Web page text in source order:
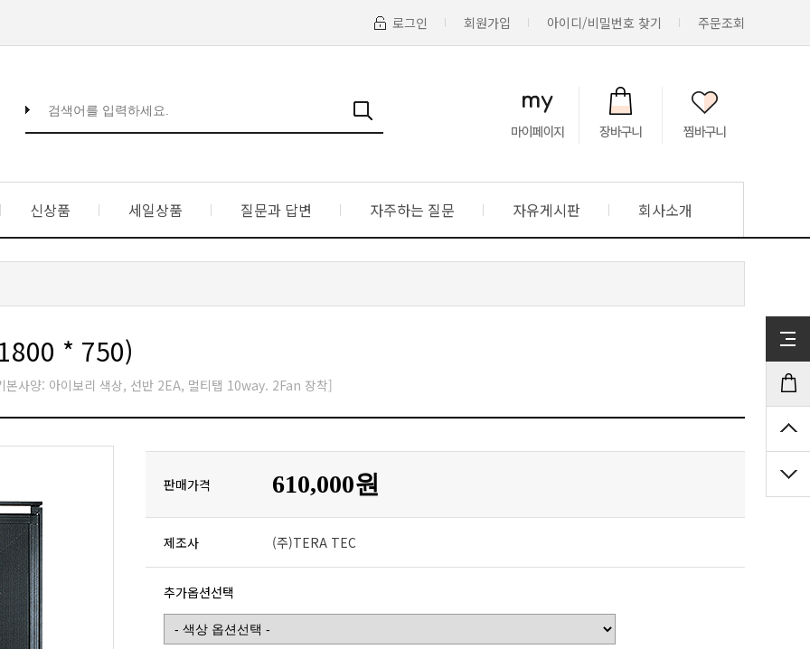
로그인 회원가입 아이디/비밀번호 찾기 주문조회
신상품 세일상품 질문과 답변 자주하는 질문 자유게시판 회사소개
* 750)
사양: 아이보리 색상, 선반 2EA, 멀티탭 10way. 2Fan 장착]
판매가격 610,000원
제조사 (주)TERA TEC
추가옵션선택